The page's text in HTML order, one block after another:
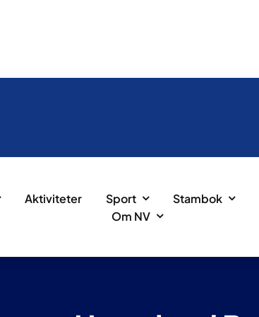
Aktiviteter Sport Stambok
Om NV